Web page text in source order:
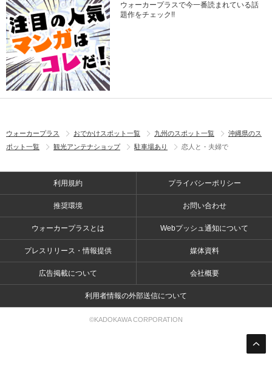
ウォーカープラスで今一番読まれている話
題作をチェック!!
ウォーカープラス おでかけスポット一覧 九州のスポット一覧
沖縄県のス
ポット一覧
観光アンテナショップ 駐車場あり 恋人と・夫婦で
利用規約 プライバシーポリシー
推奨環境 お問い合わせ
ウォーカープラスとは Webプッシュ通知について
プレスリリース・情報提供 媒体資料
広告掲載について 会社概要
利用者情報の外部送信について
©KADOKAWA CORPORATION